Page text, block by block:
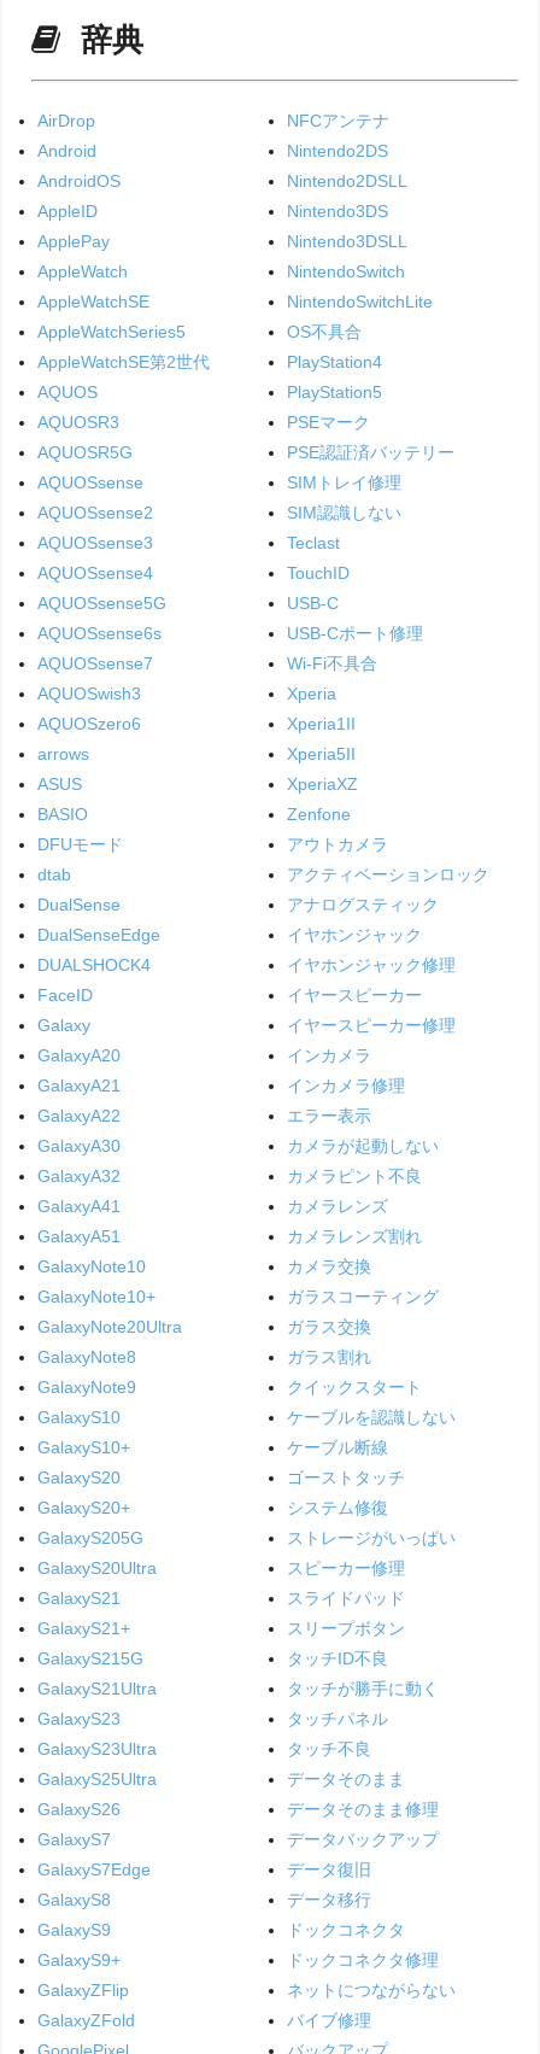
辞典
AirDrop
Android
AndroidOS
AppleID
ApplePay
AppleWatch
AppleWatchSE
AppleWatchSeries5
AppleWatchSE第2世代
AQUOS
AQUOSR3
AQUOSR5G
AQUOSsense
AQUOSsense2
AQUOSsense3
AQUOSsense4
AQUOSsense5G
AQUOSsense6s
AQUOSsense7
AQUOSwish3
AQUOSzero6
arrows
ASUS
BASIO
DFUモード
dtab
DualSense
DualSenseEdge
DUALSHOCK4
FaceID
Galaxy
GalaxyA20
GalaxyA21
GalaxyA22
GalaxyA30
GalaxyA32
GalaxyA41
GalaxyA51
GalaxyNote10
GalaxyNote10+
GalaxyNote20Ultra
GalaxyNote8
GalaxyNote9
GalaxyS10
GalaxyS10+
GalaxyS20
GalaxyS20+
GalaxyS205G
GalaxyS20Ultra
GalaxyS21
GalaxyS21+
GalaxyS215G
GalaxyS21Ultra
GalaxyS23
GalaxyS23Ultra
GalaxyS25Ultra
GalaxyS26
GalaxyS7
GalaxyS7Edge
GalaxyS8
GalaxyS9
GalaxyS9+
GalaxyZFlip
GalaxyZFold
NFCアンテナ
Nintendo2DS
Nintendo2DSLL
Nintendo3DS
Nintendo3DSLL
NintendoSwitch
NintendoSwitchLite
OS不具合
PlayStation4
PlayStation5
PSEマーク
PSE認証済バッテリー
SIMトレイ修理
SIM認識しない
Teclast
TouchID
USB-C
USB-Cポート修理
Wi-Fi不具合
Xperia
Xperia1II
Xperia5II
XperiaXZ
Zenfone
アウトカメラ
アクティベーションロック
アナログスティック
イヤホンジャック
イヤホンジャック修理
イヤースピーカー
イヤースピーカー修理
インカメラ
インカメラ修理
エラー表示
カメラが起動しない
カメラピント不良
カメラレンズ
カメラレンズ割れ
カメラ交換
ガラスコーティング
ガラス交換
ガラス割れ
クイックスタート
ケーブルを認識しない
ケーブル断線
ゴーストタッチ
システム修復
ストレージがいっぱい
スピーカー修理
スライドパッド
スリープボタン
タッチID不良
タッチが勝手に動く
タッチパネル
タッチ不良
データそのまま
データそのまま修理
データバックアップ
データ復旧
データ移行
ドックコネクタ
ドックコネクタ修理
ネットにつながらない
バイブ修理